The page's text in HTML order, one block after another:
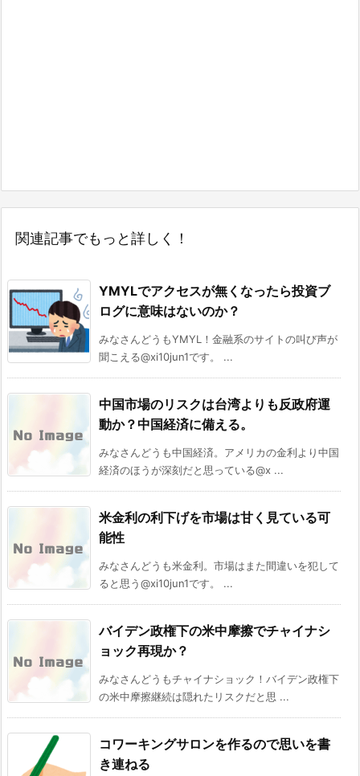
関連記事でもっと詳しく！
YMYLでアクセスが無くなったら投資ブ
ログに意味はないのか？
みなさんどうもYMYL！金融系のサイトの叫び声が
聞こえる@xi10jun1です。 ...
中国市場のリスクは台湾よりも反政府運
動か？中国経済に備える。
みなさんどうも中国経済。アメリカの金利より中国
経済のほうが深刻だと思っている@x ...
米金利の利下げを市場は甘く見ている可
能性
みなさんどうも米金利。市場はまた間違いを犯して
ると思う@xi10jun1です。 ...
バイデン政権下の米中摩擦でチャイナシ
ョック再現か？
みなさんどうもチャイナショック！バイデン政権下
の米中摩擦継続は隠れたリスクだと思 ...
コワーキングサロンを作るので思いを書
き連ねる